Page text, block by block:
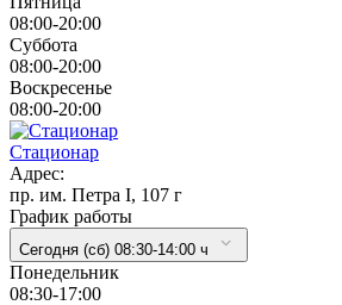
08:00-20:00
Суббота
08:00-20:00
Воскресенье
08:00-20:00
Стационар
Адрес:
пр. им. Петра I, 107 г
График работы
Сегодня (сб) 08:30-14:00 ч
Понедельник
08:30-17:00